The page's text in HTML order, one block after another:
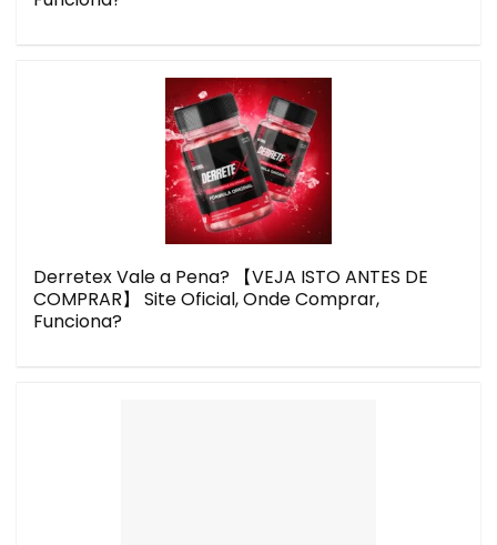
Derretex Vale a Pena? 【VEJA ISTO ANTES DE
COMPRAR】 Site Oficial, Onde Comprar,
Funciona?